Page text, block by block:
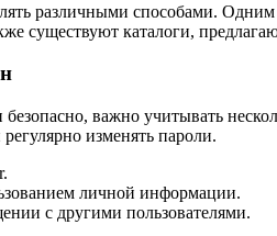
различными способами. Одним
существуют каталоги,
важно учитывать
изменять пароли.
личной информации.
с другими пользователями.